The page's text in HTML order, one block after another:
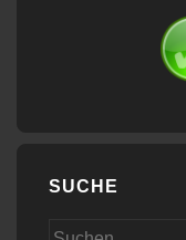
SUCHE
Suchen